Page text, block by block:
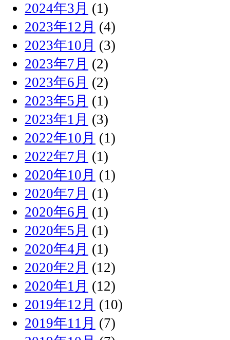
2024年3月 (1)
2023年12月 (4)
2023年10月 (3)
2023年7月 (2)
2023年6月 (2)
2023年5月 (1)
2023年1月 (3)
2022年10月 (1)
2022年7月 (1)
2020年10月 (1)
2020年7月 (1)
2020年6月 (1)
2020年5月 (1)
2020年4月 (1)
2020年2月 (12)
2020年1月 (12)
2019年12月 (10)
2019年11月 (7)